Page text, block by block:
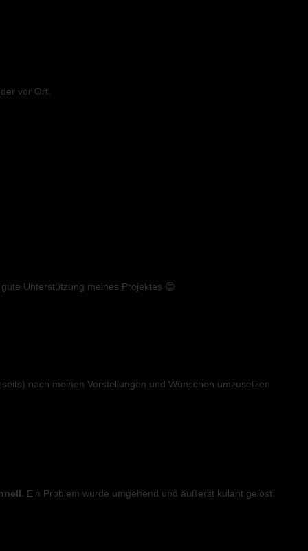
vor Ort.
Unterstützung meines Projektes 😊
nach meinen Vorstellungen und Wünschen umzusetzen
. Ein Problem wurde umgehend und äußerst kulant gelöst.